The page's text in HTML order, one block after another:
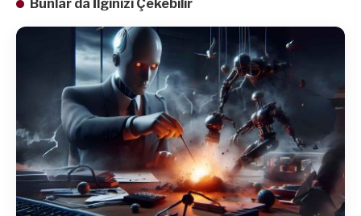
Bunlar da İlginizi Çekebilir